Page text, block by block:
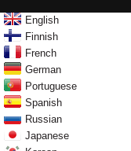
English
Finnish
French
German
Portuguese
Spanish
Russian
Japanese